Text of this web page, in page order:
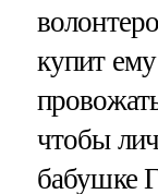
купит
чтобы
бабушке